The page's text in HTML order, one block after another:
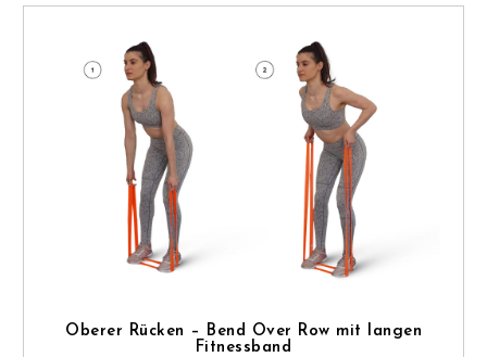
Oberer Rücken – Bend Over Row mit langen
Fitnessband